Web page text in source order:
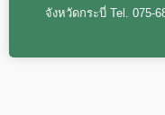
จังหวัดกระบี่ Tel. 075-